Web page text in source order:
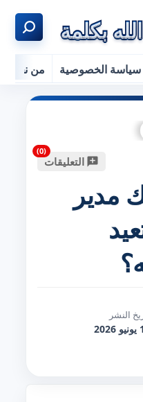
سياسة الخصوصية من نحن
التعليقات
مدير
النشر